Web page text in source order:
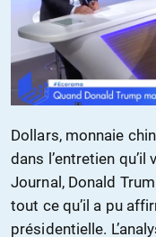
Dollars, monnaie
dans l’entretien
Journal, Donald
tout ce qu’il a pu
présidentielle.